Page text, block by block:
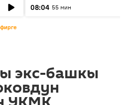
08:04 55 мин
экс-башкы